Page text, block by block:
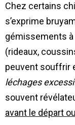
Chez certains
s’exprime
gémissements
(rideaux,
peuvent souffrir
léchages
souvent
avant le départ